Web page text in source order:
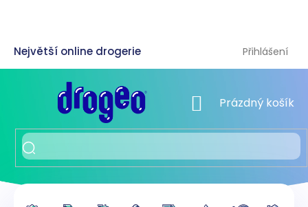
Přihlášení
NÁKUPNÍ KOŠÍK
Prázdný košík